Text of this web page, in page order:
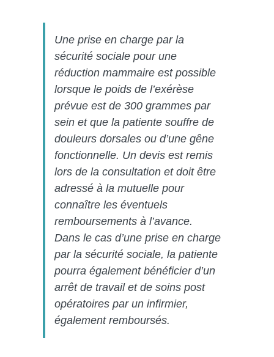
Une prise en charge par la
sécurité sociale pour une
réduction mammaire est possible
lorsque le poids de l’exérèse
prévue est de 300 grammes par
sein et que la patiente souffre de
douleurs dorsales ou d’une gêne
fonctionnelle. Un devis est remis
lors de la consultation et doit être
adressé à la mutuelle pour
connaître les éventuels
remboursements à l’avance.
Dans le cas d’une prise en charge
par la sécurité sociale, la patiente
pourra également bénéficier d’un
arrêt de travail et de soins post
opératoires par un infirmier,
également remboursés.